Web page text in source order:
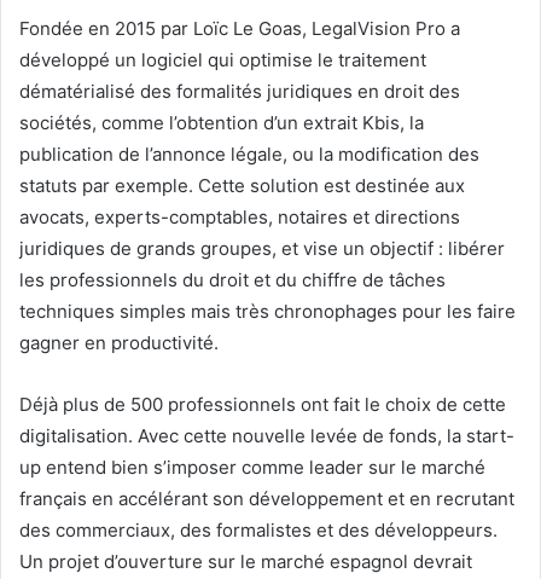
Fondée en 2015 par Loïc Le Goas, LegalVision Pro a
développé un logiciel qui optimise le traitement
dématérialisé des formalités juridiques en droit des
sociétés, comme l’obtention d’un extrait Kbis, la
publication de l’annonce légale, ou la modification des
statuts par exemple. Cette solution est destinée aux
avocats, experts-comptables, notaires et directions
juridiques de grands groupes, et vise un objectif : libérer
les professionnels du droit et du chiffre de tâches
techniques simples mais très chronophages pour les faire
gagner en productivité.
Déjà plus de 500 professionnels ont fait le choix de cette
digitalisation. Avec cette nouvelle levée de fonds, la start-
up entend bien s’imposer comme leader sur le marché
français en accélérant son développement et en recrutant
des commerciaux, des formalistes et des développeurs.
Un projet d’ouverture sur le marché espagnol devrait